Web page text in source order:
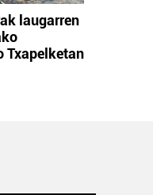
laugarren
Txapelketan